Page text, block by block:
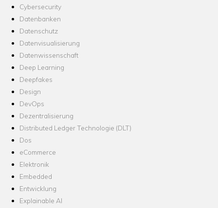
Cybersecurity
Datenbanken
Datenschutz
Datenvisualisierung
Datenwissenschaft
Deep Learning
Deepfakes
Design
DevOps
Dezentralisierung
Distributed Ledger Technologie (DLT)
Dos
eCommerce
Elektronik
Embedded
Entwicklung
Explainable AI